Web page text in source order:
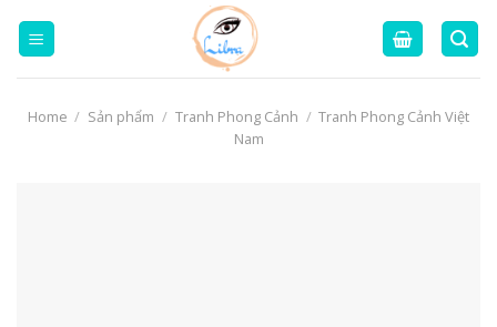
Home / Sản phẩm / Tranh Phong Cảnh / Tranh Phong Cảnh Việt
Nam